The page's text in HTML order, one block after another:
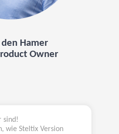
Hamer
Owner
sind!
wie Steltix Version